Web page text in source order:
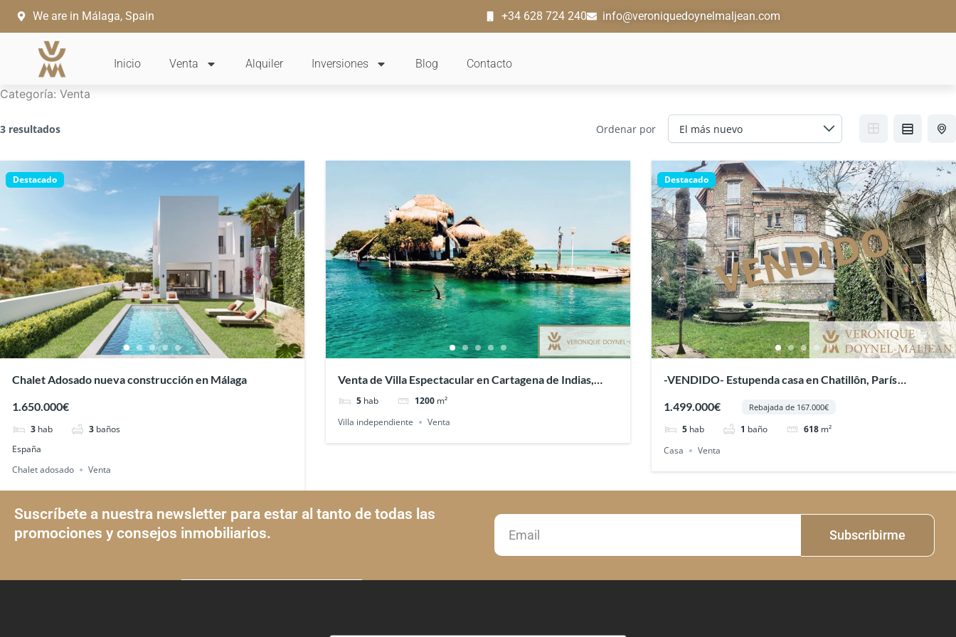
contenido
We are in Málaga, Spain +34 628 724 240 info@veroniquedoynelmaljean.com
Inicio Venta Alquiler Inversiones Blog Contacto
Categoría: Venta
3 resultados Ordenar por
Destacado
Chalet Adosado nueva construcción en Málaga
1.650.000€
3 hab 3 baños
España
Chalet adosado
Venta
Venta de Villa Espectacular en Cartagena de Indias,
Colombia
5 hab 1200 m²
Villa independiente
Venta
Destacado
-VENDIDO- Estupenda casa en Chatillôn, París
1.499.000€ Rebajada de 167.000€
5 hab 1 baño 618 m²
Casa
Venta
Suscríbete a nuestra newsletter para estar al tanto de todas las
promociones y consejos inmobiliarios.
Email
Subscribirme